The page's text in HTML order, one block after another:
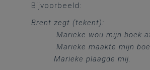
Bijvoorbeeld:
Brent zegt (tekent):
Marieke wou mijn
Marieke maakte
Marieke plaagde mij.